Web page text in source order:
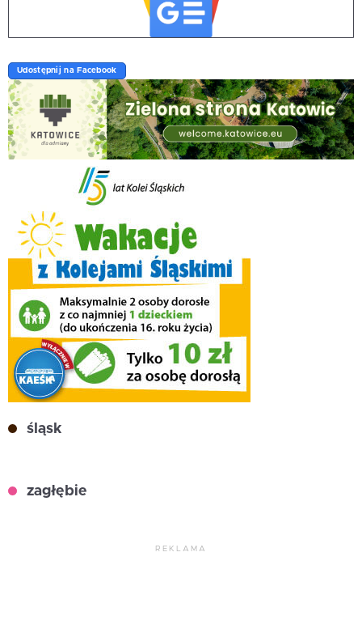
Udostępnij na Facebook
śląsk
zagłębie
REKLAMA